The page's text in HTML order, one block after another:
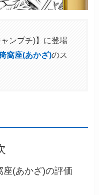
ンプチ)】に登場
窩座(あかざ)のス
(あかざ)の評価